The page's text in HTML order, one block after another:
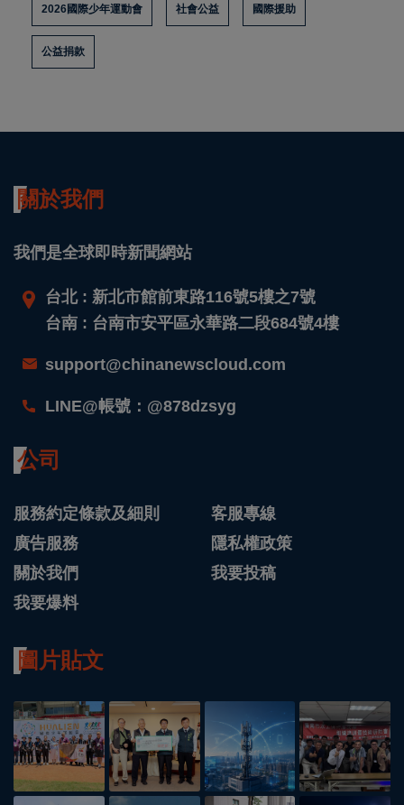
2026國際少年運動會 社會公益 國際援助
公益捐款
關於我們
我們是全球即時新聞網站
台北 : 新北市館前東路116號5樓之7號
台南 : 台南市安平區永華路二段684號4樓
support@chinanewscloud.com
LINE@帳號：@878dzsyg
公司
服務約定條款及細則
客服專線
廣告服務
隱私權政策
關於我們
我要投稿
我要爆料
圖片貼文